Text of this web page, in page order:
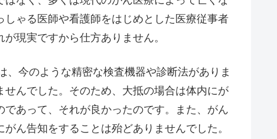
ゃる医師や看護師をはじめとした医療従事者
現実ですから仕方ありません。
今のような精密な検査機器や診断法がありま
んでした。そのため、大抵の場合は体内にが
あって、それが良かったのです。また、がん
ん告知をすることは殆どありませんでした。